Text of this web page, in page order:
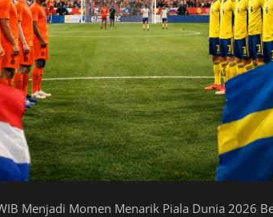
Menjadi Momen Menarik Piala Dunia 2026